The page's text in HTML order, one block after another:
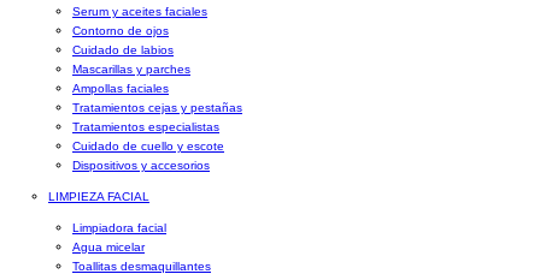
Serum y aceites faciales
Contorno de ojos
Cuidado de labios
Mascarillas y parches
Ampollas faciales
Tratamientos cejas y pestañas
Tratamientos especialistas
Cuidado de cuello y escote
Dispositivos y accesorios
LIMPIEZA FACIAL
Limpiadora facial
Agua micelar
Toallitas desmaquillantes